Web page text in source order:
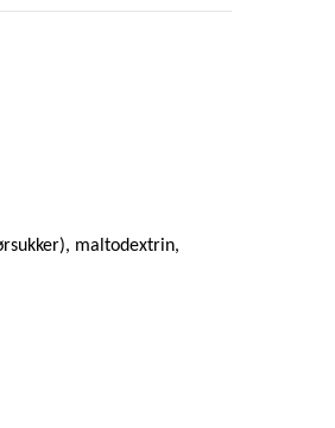
maltodextrin,